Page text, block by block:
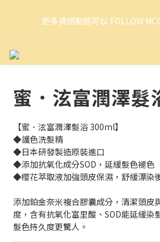
更多資訊動態可以 FOLLOW
更多資訊動態可以 FOLLOW
Welcome to MCG HK ! 你現在身處 MCG
更多資訊動態可以 FOLLOW
蜜．泫富潤澤髮
【蜜．泫富潤澤髮浴 300ml】
◆護色洗髮精
◆日本研發製造原裝進口
◆添加抗氧化成分SOD，延緩髮色褪色
◆櫻花萃取液加強頭皮保濕，舒緩漂染
添加鉑金奈米複合膠囊成分，清潔頭皮
度，含有抗氧化富里酸、SOD能延緩染
髮色持久度更驚人。